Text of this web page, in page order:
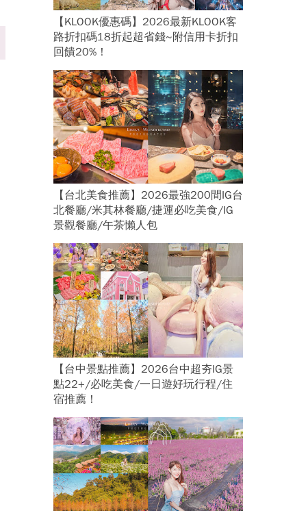
【KLOOK優惠碼】2026最新KLOOK客
路折扣碼18折起超省錢~附信用卡折扣
回饋20%！
【台北美食推薦】2026最強200間IG台
北餐廳/米其林餐廳/捷運必吃美食/IG
景觀餐廳/午茶懶人包
【台中景點推薦】2026台中超夯IG景
點22+/必吃美食/一日遊好玩行程/住
宿推薦！